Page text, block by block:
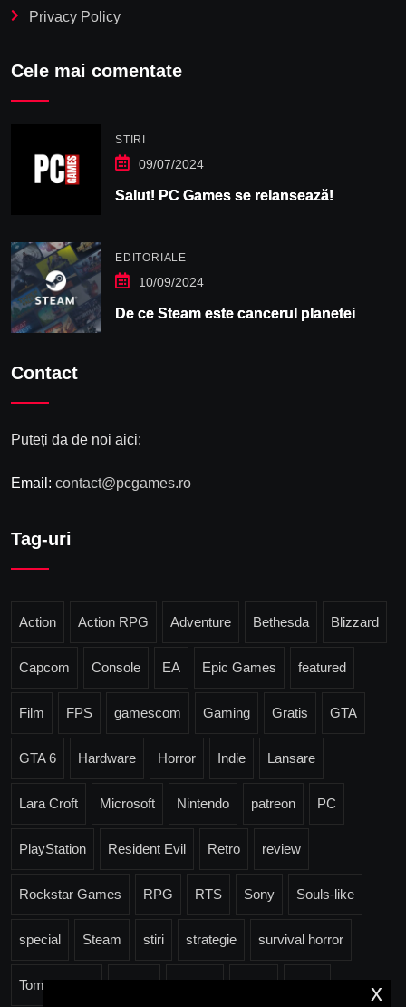
Privacy Policy
Cele mai comentate
STIRI
09/07/2024
Salut! PC Games se relansează!
EDITORIALE
10/09/2024
De ce Steam este cancerul planetei
Contact
Puteți da de noi aici:
Email: contact@pcgames.ro
Tag-uri
Action Action RPG Adventure Bethesda Blizzard
Capcom Console EA Epic Games featured
Film FPS gamescom Gaming Gratis GTA
GTA 6 Hardware Horror Indie Lansare
Lara Croft Microsoft Nintendo patreon PC
PlayStation Resident Evil Retro review
Rockstar Games RPG RTS Sony Souls-like
special Steam stiri strategie survival horror
Tomb Raider x